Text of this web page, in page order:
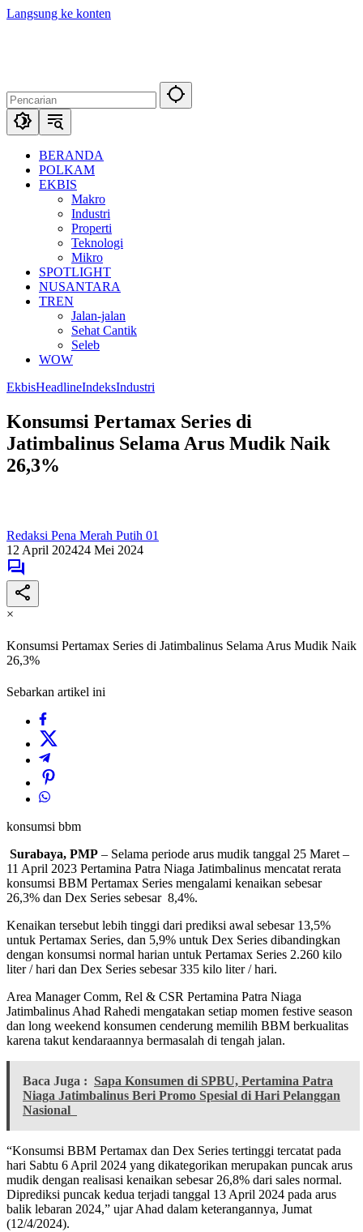
Langsung ke konten
BERANDA
POLKAM
EKBIS
Makro
Industri
Properti
Teknologi
Mikro
SPOTLIGHT
NUSANTARA
TREN
Jalan-jalan
Sehat Cantik
Seleb
WOW
EkbisHeadlineIndeksIndustri
Konsumsi Pertamax Series di
Jatimbalinus Selama Arus Mudik Naik
26,3%
Redaksi Pena Merah Putih 01
12 April 202424 Mei 2024
×
Konsumsi Pertamax Series di Jatimbalinus Selama Arus Mudik Naik
26,3%
Sebarkan artikel ini
konsumsi bbm
Surabaya, PMP – Selama periode arus mudik tanggal 25 Maret –
11 April 2023 Pertamina Patra Niaga Jatimbalinus mencatat rerata
konsumsi BBM Pertamax Series mengalami kenaikan sebesar
26,3% dan Dex Series sebesar 8,4%.
Kenaikan tersebut lebih tinggi dari prediksi awal sebesar 13,5%
untuk Pertamax Series, dan 5,9% untuk Dex Series dibandingkan
dengan konsumsi normal harian untuk Pertamax Series 2.260 kilo
liter / hari dan Dex Series sebesar 335 kilo liter / hari.
Area Manager Comm, Rel & CSR Pertamina Patra Niaga
Jatimbalinus Ahad Rahedi mengatakan setiap momen festive season
dan long weekend konsumen cenderung memilih BBM berkualitas
karena takut kendaraannya bermasalah di tengah jalan.
Baca Juga : Sapa Konsumen di SPBU, Pertamina Patra
Niaga Jatimbalinus Beri Promo Spesial di Hari Pelanggan
Nasional
“Konsumsi BBM Pertamax dan Dex Series tertinggi tercatat pada
hari Sabtu 6 April 2024 yang dikategorikan merupakan puncak arus
mudik dengan realisasi kenaikan sebesar 26,8% dari sales normal.
Diprediksi puncak kedua terjadi tanggal 13 April 2024 pada arus
balik lebaran 2024,” ujar Ahad dalam keterangannya, Jumat
(12/4/2024).